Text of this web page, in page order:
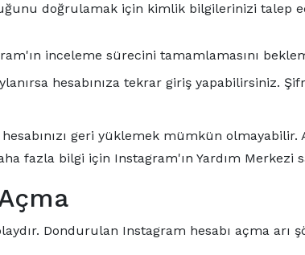
doğrulamak için kimlik bilgilerinizi talep
inceleme sürecini tamamlamasını
hesabınıza tekrar giriş yapabilirsiniz.
geri yüklemek mümkün olmayabilir.
fazla bilgi için Instagram'ın Yardım Merkezi
Dondurulan Instagram hesabı açma arı